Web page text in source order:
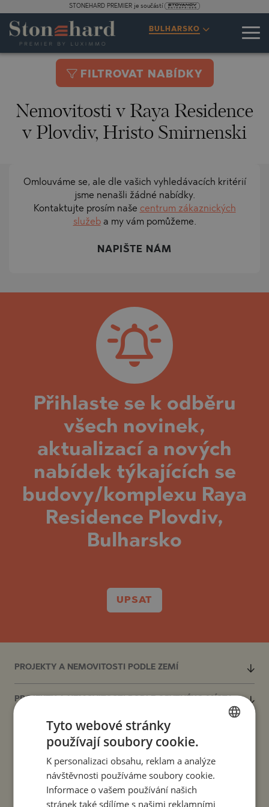
STONEHARD PREMIER je součástí
BULHARSKO
FILTROVAT NABÍDKY
Nemovitosti v Raya Residence
v Plovdiv, Hristo Smirnenski
Omlouváme se, ale dle vašich vyhledávacích kritérií
jsme nenašli žádné nabídky.
Kontaktujte prosím naše centrum zákaznických
služeba my vám pomůžeme.
NAPIŠTE NÁM
Přihlaste se k odběru
všech novinek,
aktualizací a nových
nabídek týkajících se
budovy/komplexu Raya
Residence Plovdiv,
Bulharsko
UPSAT
PROJEKTY A NEMOVITOSTI PODLE ZEMÍ
PROJEKTY A NEMOVITOSTI PODLE OBYTNÉHO MÍSTA
PROJEKTY A NEMOVITOSTI PODLE TYPU NEMOVITOSTI
PROJEKTY A NEMOVITOSTI PODLE REGIONU
PROJEKTY A NEMOVITOSTI PODLE NÁZVU
BULGARIAN
ENGLISH
GERMAN
Tyto webové stránky
používají soubory cookie.
K personalizaci obsahu, reklam a analýze
návštěvnosti používáme soubory cookie.
Informace o vašem používání našich
stránek také sdílíme s našimi reklamními